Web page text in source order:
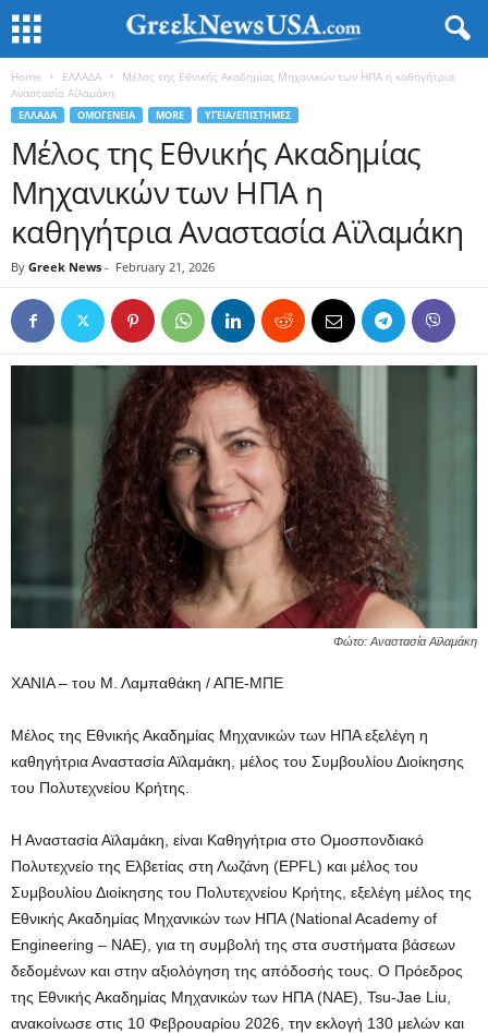
Home ΕΛΛΑΔΑ
Μέλος της Εθνικής Ακαδημίας Μηχανικών των ΗΠΑ η καθηγήτρια
Αναστασία Αϊλαμάκη
ΕΛΛΑΔΑ ΟΜΟΓΕΝΕΙΑ MORE ΥΓΕΙΑ/ΕΠΙΣΤΗΜΕΣ
Μέλος της Εθνικής Ακαδημίας
Μηχανικών των ΗΠΑ η
καθηγήτρια Αναστασία Αϊλαμάκη
By Greek News - February 21, 2026
Φώτο: Αναστασία Αϊλαμάκη
ΧΑΝΙΑ – του Μ. Λαμπαθάκη / ΑΠΕ-ΜΠΕ
Μέλος της Εθνικής Ακαδημίας Μηχανικών των ΗΠΑ εξελέγη η
καθηγήτρια Αναστασία Αϊλαμάκη, μέλος του Συμβουλίου Διοίκησης
του Πολυτεχνείου Κρήτης.
Η Αναστασία Αϊλαμάκη, είναι Καθηγήτρια στο Ομοσπονδιακό
Πολυτεχνείο της Ελβετίας στη Λωζάνη (EPFL) και μέλος του
Συμβουλίου Διοίκησης του Πολυτεχνείου Κρήτης, εξελέγη μέλος της
Εθνικής Ακαδημίας Μηχανικών των ΗΠΑ (National Academy of
Engineering – NAE), για τη συμβολή της στα συστήματα βάσεων
δεδομένων και στην αξιολόγηση της απόδοσής τους. Ο Πρόεδρος
της Εθνικής Ακαδημίας Μηχανικών των ΗΠΑ (NAE), Tsu-Jae Liu,
ανακοίνωσε στις 10 Φεβρουαρίου 2026, την εκλογή 130 μελών και